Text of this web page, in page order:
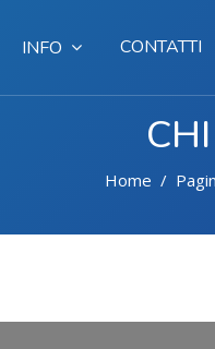
INFO CONTATTI
Home